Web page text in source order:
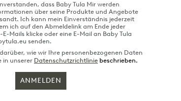
dass Baby Tula Mir werden
über seine Produkte und Angebote
Ich kann mein Einverständnis jederzeit
ich auf den Abmeldelink am Ende jeder
Mails klicke oder eine E-Mail an Baby Tula
senden.
wie wir Ihre personenbezogenen Daten
in unserer Datenschutzrichtlinie beschrieben.
ANMELDEN